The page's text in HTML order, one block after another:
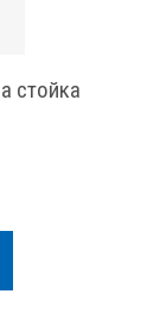
стойка